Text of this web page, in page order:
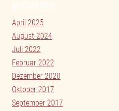
April 2025
August 2024
Juli 2022
Februar 2022
Dezember 2020
Oktober 2017
September 2017